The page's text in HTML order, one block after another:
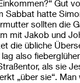
Gut
Sabbat hatte
sollten die
mit Jakob und
die übliche
lag also
als sie
„über sie“.